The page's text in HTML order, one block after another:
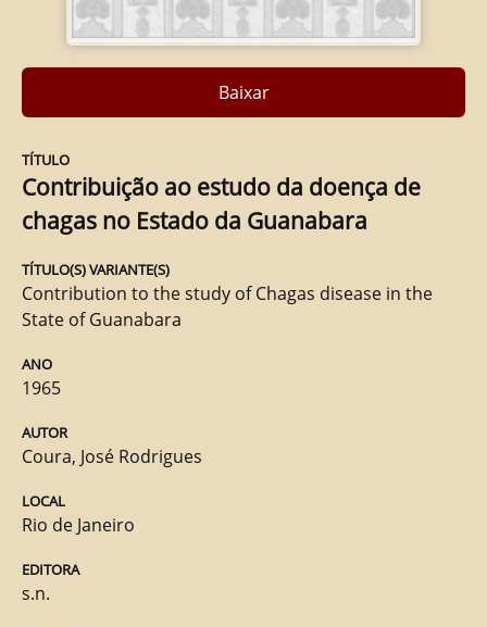
Baixar
TÍTULO
Contribuição ao estudo da doença de
chagas no Estado da Guanabara
TÍTULO(S) VARIANTE(S)
Contribution to the study of Chagas disease in the
State of Guanabara
ANO
1965
AUTOR
Coura, José Rodrigues
LOCAL
Rio de Janeiro
EDITORA
s.n.